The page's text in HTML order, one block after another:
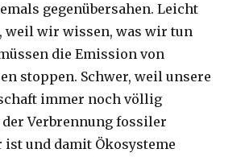
gegenübersahen. Leicht
weil wir wissen, was wir tun
die Emission von
stoppen. Schwer, weil unsere
immer noch völlig
Verbrennung fossiler
ist und damit Ökosysteme